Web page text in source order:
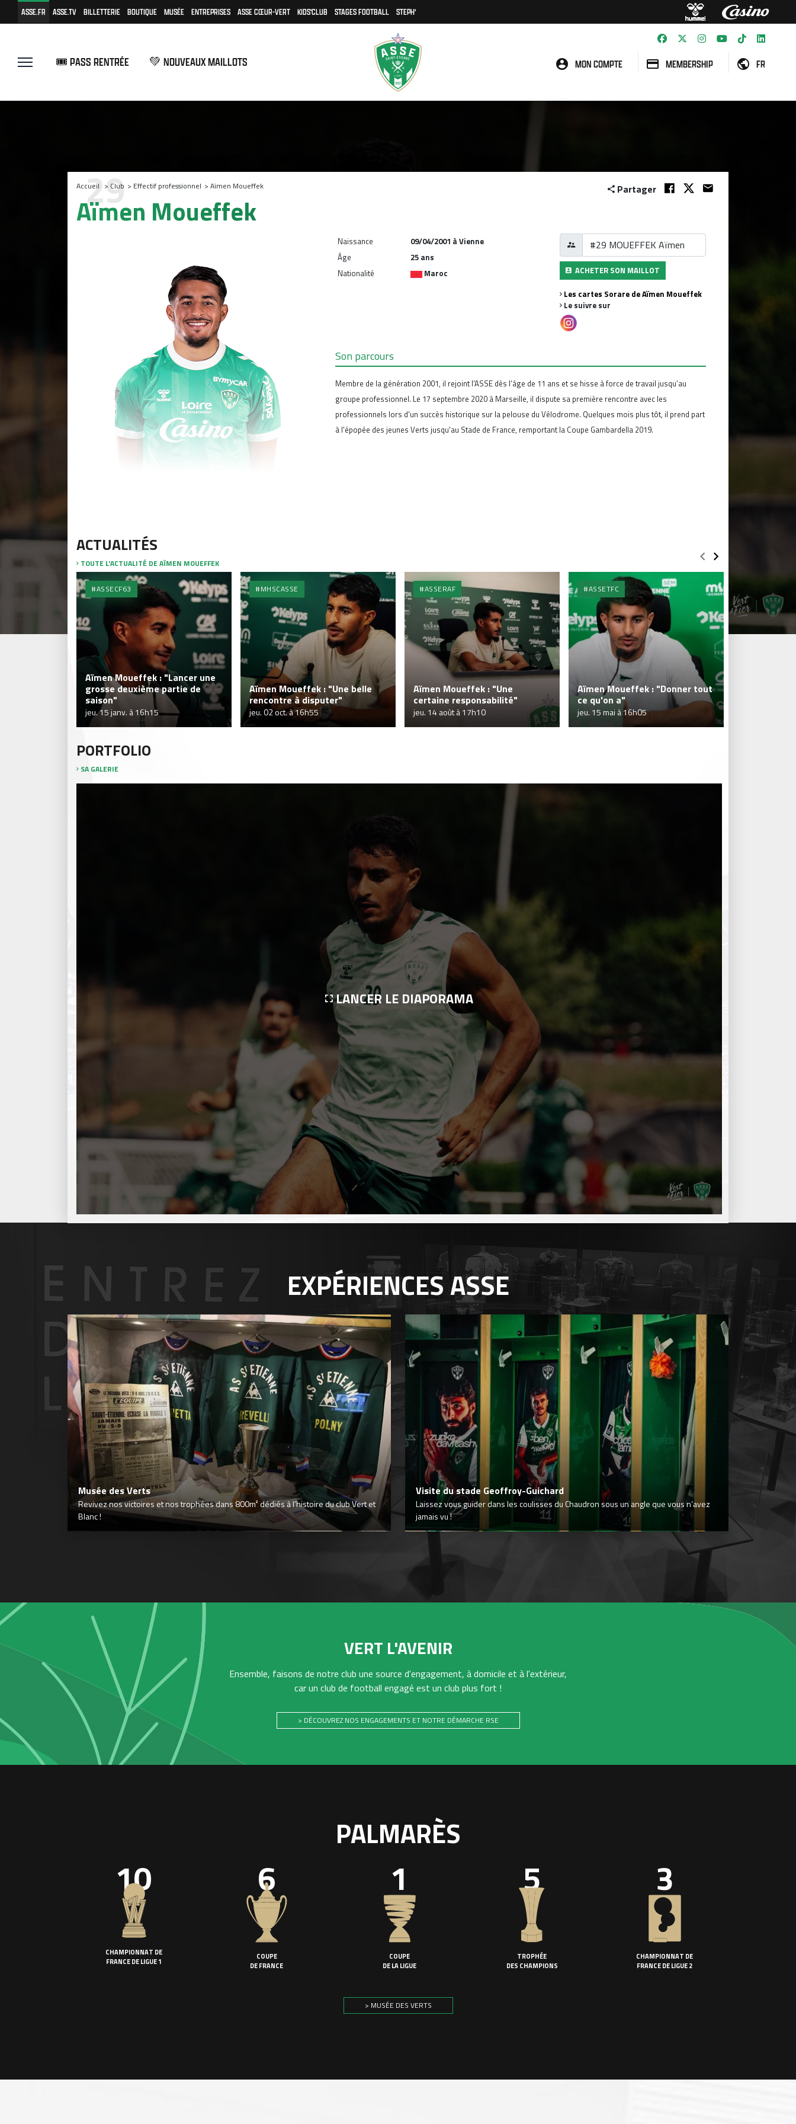
ASSE.FR ASSE.TV BILLETTERIE BOUTIQUE MUSÉE ENTREPRISES ASSE CŒUR-VERT KIDS'CLUB STAGES FOOTBALL STEPH'
🎟️ PASS RENTRÉE 💚 NOUVEAUX MAILLOTS MON COMPTE MEMBERSHIP FR
Accueil > Club > Effectif professionnel > Aïmen Moueffek Partager
Aïmen Moueffek
29
Naissance
09/04/2001 à Vienne
Âge
25 ans
Nationalité
Maroc
ACHETER SON MAILLOT
Les cartes Sorare de Aïmen Moueffek
Le suivre sur
Son parcours
Membre de la génération 2001, il rejoint l'ASSE dès l’âge de 11 ans et se hisse à force de travail jusqu’au
groupe professionnel. Le 17 septembre 2020 à Marseille, il dispute sa première rencontre avec les
professionnels lors d'un succès historique sur la pelouse du Vélodrome. Quelques mois plus tôt, il prend part
à l'épopée des jeunes Verts jusqu'au Stade de France, remportant la Coupe Gambardella 2019.
ACTUALITÉS
TOUTE L'ACTUALITÉ DE AÏMEN MOUEFFEK
#ASSECF63
Aïmen Moueffek : "Lancer une
grosse deuxième partie de
saison"
jeu. 15 janv. à 16h15
#MHSCASSE
Aïmen Moueffek : "Une belle
rencontre à disputer"
jeu. 02 oct. à 16h55
#ASSERAF
Aïmen Moueffek : "Une
certaine responsabilité"
jeu. 14 août à 17h10
#ASSETFC
Aïmen Moueffek : "Donner tout
ce qu'on a"
jeu. 15 mai à 16h05
PORTFOLIO
SA GALERIE
LANCER LE DIAPORAMA
EXPÉRIENCESASSE
Musée des Verts
Revivez nos victoires et nos trophées dans 800m² dédiés à l’histoire du club Vert et
Blanc !
Visite du stade Geoffroy-Guichard
Laissez vous guider dans les coulisses du Chaudron sous un angle que vous n’avez
jamais vu !
VERT L'AVENIR
Ensemble, faisons de notre club une source d'engagement, à domicile et à l'extérieur,
car un club de football engagé est un club plus fort !
> DÉCOUVREZ NOS ENGAGEMENTS ET NOTRE DÉMARCHE RSE
PALMARÈS
10
CHAMPIONNAT DE
FRANCE DE LIGUE 1
6
COUPE
DE FRANCE
1
COUPE
DE LA LIGUE
5
TROPHÉE
DES CHAMPIONS
3
CHAMPIONNAT DE
FRANCE DE LIGUE 2
> MUSÉE DES VERTS